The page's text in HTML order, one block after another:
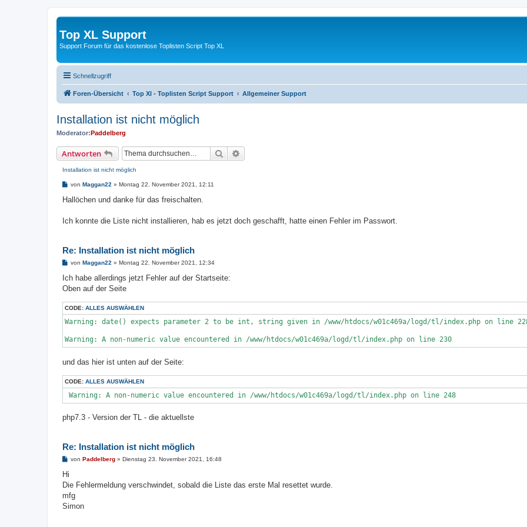
Top XL Support
Support Forum für das kostenlose Toplisten Script Top XL
Schnellzugriff
Foren-Übersicht Top Xl - Toplisten Script Support Allgemeiner Support
Installation ist nicht möglich
Moderator:Paddelberg
Antworten Suche
Installation ist nicht möglich
B
i
a
von Maggan22 » Montag 22. November 2021, 12:11
Hallöchen und danke für das freischalten.
Ich konnte die Liste nicht installieren, hab es jetzt doch geschafft, hatte einen Fehler im Passwort.
Re: Installation ist nicht möglich
B
r
g
von Maggan22 » Montag 22. November 2021, 12:34
Ich habe allerdings jetzt Fehler auf der Startseite:
Oben auf der Seite
CODE: ALLES AUSWÄHLEN
Warning: date() expects parameter 2 to be int, string given in /www/htdocs/w01c469a/logd/tl/index.php on line
Warning: A non-numeric value encountered in /www/htdocs/w01c469a/logd/tl/index.php on line 230
und das hier ist unten auf der Seite:
CODE: ALLES AUSWÄHLEN
Warning: A non-numeric value encountered in /www/htdocs/w01c469a/logd/tl/index.php on line 248
php7.3 - Version der TL - die aktuellste
Re: Installation ist nicht möglich
B
i
r
a
von Paddelberg » Dienstag 23. November 2021, 16:48
Hi
Die Fehlermeldung verschwindet, sobald die Liste das erste Mal resettet wurde.
mfg
Simon